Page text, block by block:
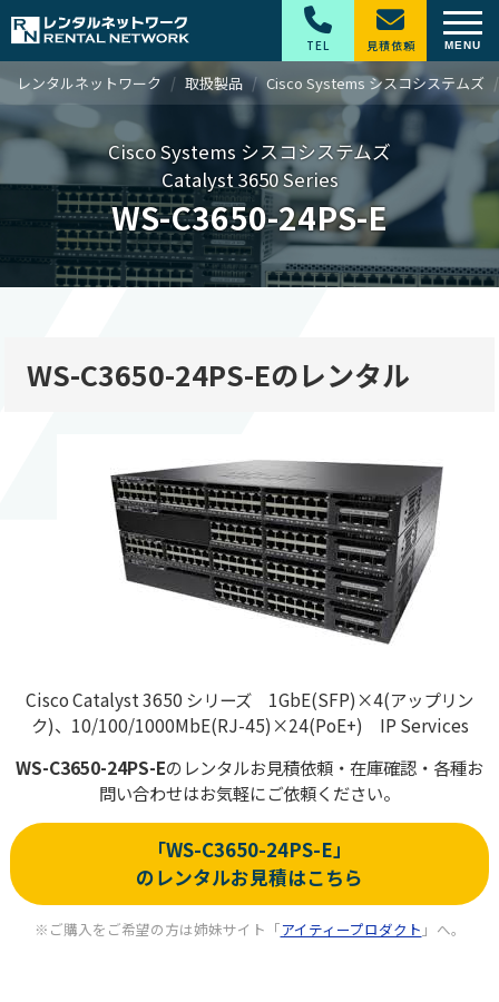
レンタルネットワーク 取扱製品 Cisco Systems シスコシステムズ
Cisco Systems シスコシステムズ
Catalyst 3650 Series
WS-C3650-24PS-E
WS-C3650-24PS-Eのレンタル
Cisco Catalyst 3650 シリーズ 1GbE(SFP)×4(アップリン
ク)、10/100/1000MbE(RJ-45)×24(PoE+) IP Services
WS-C3650-24PS-Eのレンタルお見積依頼・在庫確認・各種お
問い合わせはお気軽にご依頼ください。
「WS-C3650-24PS-E」
のレンタルお見積はこちら
※ご購入をご希望の方は姉妹サイト「アイティープロダクト 」へ。
TEL 見積依頼